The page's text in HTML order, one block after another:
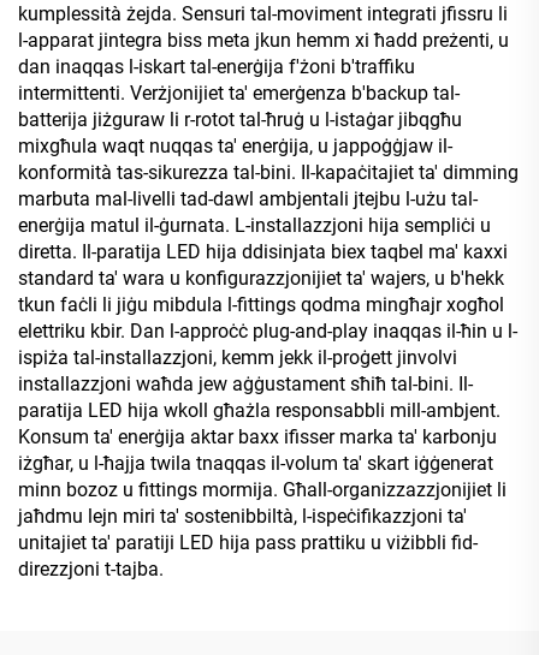
kumplessità żejda. Sensuri tal-moviment integrati jfissru li
l-apparat jintegra biss meta jkun hemm xi ħadd preżenti, u
dan inaqqas l-iskart tal-enerġija f'żoni b'traffiku
intermittenti. Verżjonijiet ta' emerġenza b'backup tal-
batterija jiżguraw li r-rotot tal-ħruġ u l-istaġar jibqgħu
mixgħula waqt nuqqas ta' enerġija, u jappoġġjaw il-
konformità tas-sikurezza tal-bini. Il-kapaċitajiet ta' dimming
marbuta mal-livelli tad-dawl ambjentali jtejbu l-użu tal-
enerġija matul il-ġurnata. L-installazzjoni hija sempliċi u
diretta. Il-paratija LED hija ddisinjata biex taqbel ma' kaxxi
standard ta' wara u konfigurazzjonijiet ta' wajers, u b'hekk
tkun faċli li jiġu mibdula l-fittings qodma mingħajr xogħol
elettriku kbir. Dan l-approċċ plug-and-play inaqqas il-ħin u l-
ispiża tal-installazzjoni, kemm jekk il-proġett jinvolvi
installazzjoni waħda jew aġġustament sħiħ tal-bini. Il-
paratija LED hija wkoll għażla responsabbli mill-ambjent.
Konsum ta' enerġija aktar baxx ifisser marka ta' karbonju
iżgħar, u l-ħajja twila tnaqqas il-volum ta' skart iġġenerat
minn bozoz u fittings mormija. Għall-organizzazzjonijiet li
jaħdmu lejn miri ta' sostenibbiltà, l-ispeċifikazzjoni ta'
unitajiet ta' paratiji LED hija pass prattiku u viżibbli fid-
direzzjoni t-tajba.